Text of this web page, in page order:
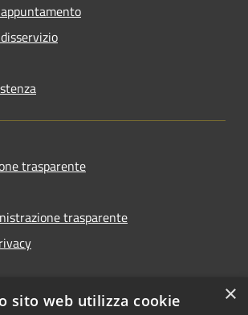
trasparente
trasparente
di accessibilità
×
sito web utilizza cookie